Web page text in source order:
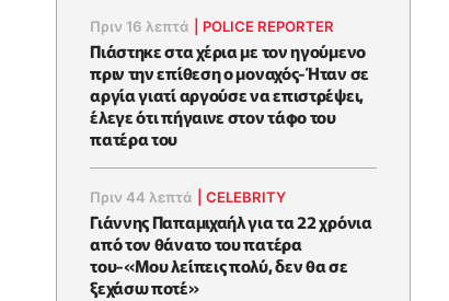
Πριν 16 λεπτά POLICE REPORTER
Πιάστηκε στα χέρια με τον ηγούμενο
πριν την επίθεση ο μοναχός-Ήταν σε
αργία γιατί αργούσε να επιστρέψει,
έλεγε ότι πήγαινε στον τάφο του
πατέρα του
Πριν 44 λεπτά |CELEBRITY
Γιάννης Παπαμιχαήλ για τα 22 χρόνια
από τον θάνατο του πατέρα
του-«Μου λείπεις πολύ, δεν θα σε
ξεχάσω ποτέ»